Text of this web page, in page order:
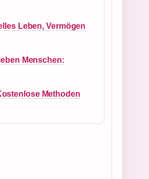
Leben, Vermögen
Menschen:
Methoden